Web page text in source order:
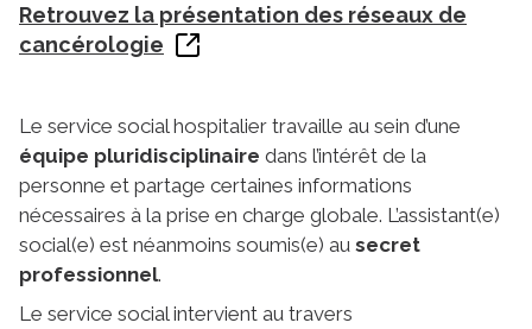
Retrouvez la présentation des réseaux de
cancérologie
Le service social hospitalier travaille au sein d’une
équipe pluridisciplinaire dans l’intérêt de la
personne et partage certaines informations
nécessaires à la prise en charge globale. L’assistant(e)
social(e) est néanmoins soumis(e) au secret
professionnel.
Le service social intervient au travers